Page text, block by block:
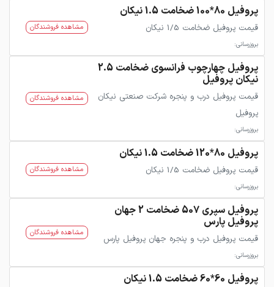
پروفیل 80*100 ضخامت 1.5 نیکان
قیمت پروفیل ضخامت 1/5 نیکان
بروزرسانی:
مشاهده فروشندگان
پروفیل چهارچوب فرانسوی ضخامت 2.5
نیکان پروفیل
قیمت پروفیل درب و پنجره شرکت صنعتی نیکان
پروفیل
بروزرسانی:
مشاهده فروشندگان
پروفیل 80*120 ضخامت 1.5 نیکان
قیمت پروفیل ضخامت 1/5 نیکان
بروزرسانی:
مشاهده فروشندگان
پروفیل سپری 507 ضخامت 2 جهان
پروفیل پارس
قیمت پروفیل درب و پنجره جهان پروفیل پارس
بروزرسانی:
مشاهده فروشندگان
پروفیل 60*60 ضخامت 1.5 نیکان